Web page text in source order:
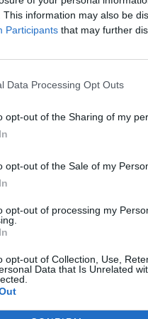
This information may also be
Participants that may further
Data Processing Opt Outs
opt-out of the Sharing of my
opt-out of the Sale of my
opt-out of processing my
opt-out of Collection, Use,
Data that Is Unrelated
NTIC2 TSGE
23-10-2017.pdf